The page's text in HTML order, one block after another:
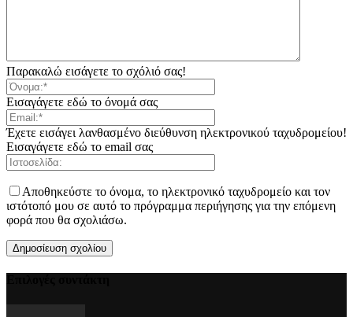
Παρακαλώ εισάγετε το σχόλιό σας!
Εισαγάγετε εδώ το όνομά σας
Έχετε εισάγει λανθασμένο διεύθυνση ηλεκτρονικού ταχυδρομείου!
Εισαγάγετε εδώ το email σας
Αποθηκεύστε το όνομα, το ηλεκτρονικό ταχυδρομείο και τον
ιστότοπό μου σε αυτό το πρόγραμμα περιήγησης για την επόμενη
φορά που θα σχολιάσω.